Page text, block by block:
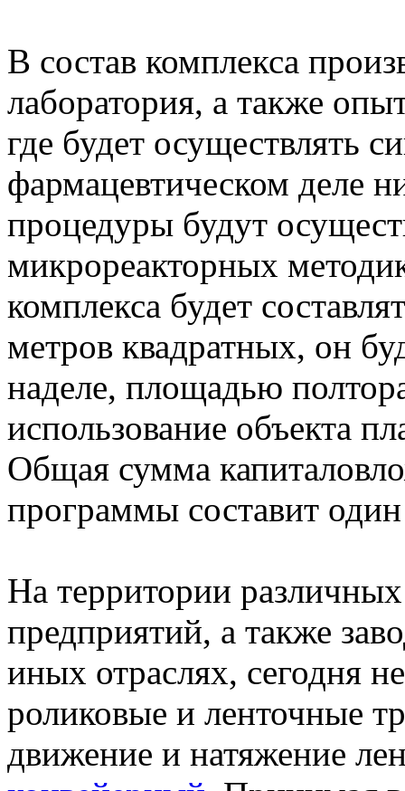
В состав комплекса
лаборатория, а также
где будет осуществлять
фармацевтическом деле
процедуры будут
микрореакторных
комплекса будет
метров квадратных, он
наделе, площадью
использование объекта
Общая сумма
программы составит
На территории
предприятий, а также
иных отраслях, сегодня
роликовые и ленточные
движение и натяжение